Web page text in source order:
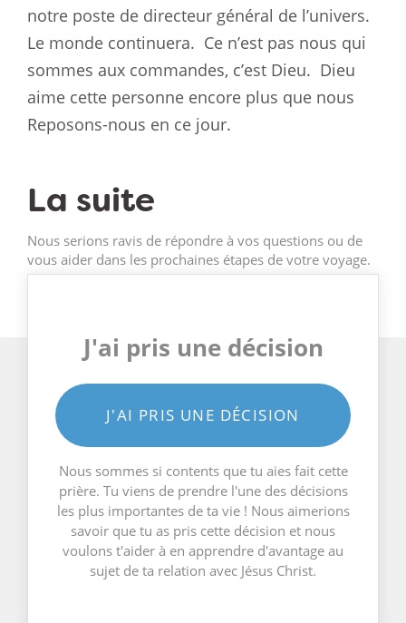
notre poste de directeur général de l’univers.
Le monde continuera. Ce n’est pas nous qui
sommes aux commandes, c’est Dieu. Dieu
aime cette personne encore plus que nous
Reposons-nous en ce jour.
La suite
Nous serions ravis de répondre à vos questions ou de
vous aider dans les prochaines étapes de votre voyage.
J'ai pris une décision
J'AI PRIS UNE DÉCISION
Nous sommes si contents que tu aies fait cette
prière. Tu viens de prendre l'une des décisions
les plus importantes de ta vie ! Nous aimerions
savoir que tu as pris cette décision et nous
voulons t'aider à en apprendre d'avantage au
sujet de ta relation avec Jésus Christ.